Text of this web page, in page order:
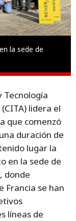
la sede de
Tecnología
lidera el
que comenzó
duración de
lugar la
en la sede de
donde
Francia se han
líneas de